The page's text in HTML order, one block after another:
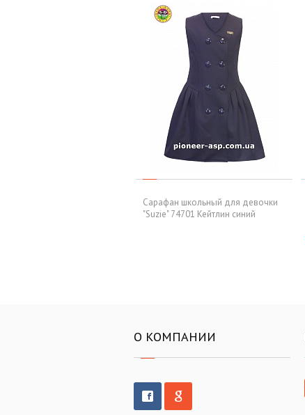
Сарафан школьный для девочки
"Suzie" 74701 Кейтлин синий
О КОМПАНИИ